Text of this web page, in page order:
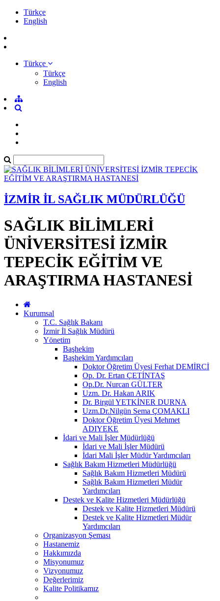
Türkçe
English
Türkçe
Türkçe
English
İZMİR İL SAĞLIK MÜDÜRLÜĞÜ
SAĞLIK BİLİMLERİ
ÜNİVERSİTESİ İZMİR
TEPECİK EĞİTİM VE
ARAŞTIRMA HASTANESİ
Kurumsal
T.C. Sağlık Bakanı
İzmir İl Sağlık Müdürü
Yönetim
Başhekim
Başhekim Yardımcıları
Doktor Öğretim Üyesi Ferhat DEMİRCİ
Op. Dr. Ertan ÇETİNTAŞ
Op.Dr. Nurcan GÜLTER
Uzm. Dr. Hakan ARIK
Dr. Birgül YETKİNER DURNA
Uzm.Dr.Nilgün Sema ÇOMAKLI
Doktor Öğretim Üyesi Mehmet
ADIYEKE
İdari ve Mali İşler Müdürlüğü
İdari ve Mali İşler Müdürü
İdari Mali İşler Müdür Yardımcıları
Sağlık Bakım Hizmetleri Müdürlüğü
Sağlık Bakım Hizmetleri Müdürü
Sağlık Bakım Hizmetleri Müdür
Yardımcıları
Destek ve Kalite Hizmetleri Müdürlüğü
Destek ve Kalite Hizmetleri Müdürü
Destek ve Kalite Hizmetleri Müdür
Yardımcıları
Organizasyon Şeması
Hastanemiz
Hakkımızda
Misyonumuz
Vizyonumuz
Değerlerimiz
Kalite Politikamız